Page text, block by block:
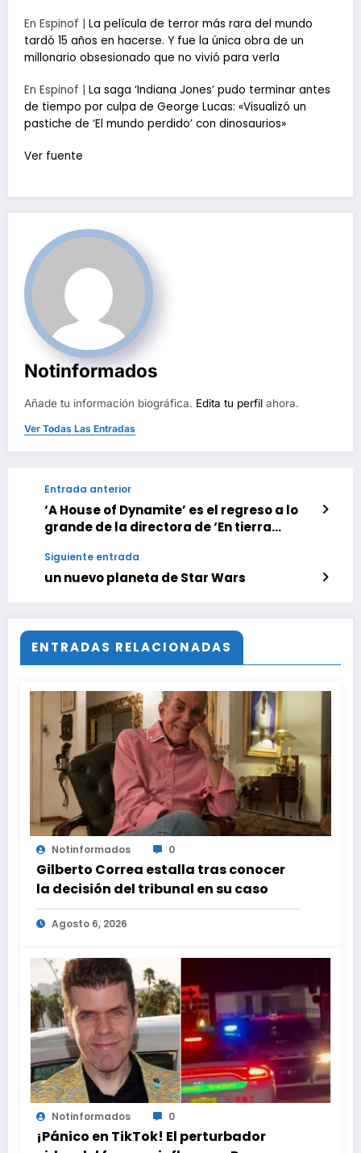
En Espinof | La película de terror más rara del mundo
tardó 15 años en hacerse. Y fue la única obra de un
millonario obsesionado que no vivió para verla
En Espinof | La saga ‘Indiana Jones’ pudo terminar antes
de tiempo por culpa de George Lucas: «Visualizó un
pastiche de ‘El mundo perdido’ con dinosaurios»
Ver fuente
Notinformados
Añade tu información biográfica. Edita tu perfil ahora.
Ver Todas Las Entradas
Entrada anterior
‘A House of Dynamite’ es el regreso a lo
grande de la directora de ‘En tierra
cargada de adrenalina «no apta para
cardíacos»
Siguiente entrada
un nuevo planeta de Star Wars
ENTRADAS RELACIONADAS
Notinformados 0
Gilberto Correa estalla tras conocer
la decisión del tribunal en su caso
Agosto 6, 2026
Notinformados 0
¡Pánico en TikTok! El perturbador